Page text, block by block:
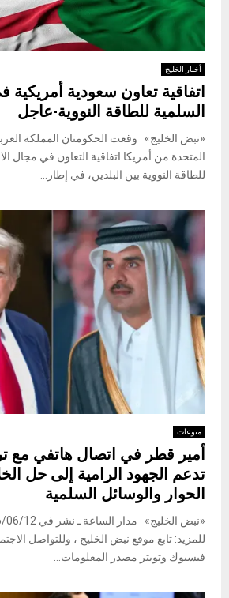
أخبار الخليج
اتفاقية تعاون سعودية
السلمية للطاقة النووية-عاجل
«نبض الخليج» وقعت الحكومتان المملكة
المتحدة من أمريكا اتفاقية التعاون في مجال
للطاقة النووية بين البلدين، في إطار...
منوعات
أمير قطر في اتصال هاتفي مع
تدعم الجهود الرامية إلى حل
الحوار والوسائل السلمية
للمزيد: تابع موقع نبض الخليج ، وللتواصل
فيسبوك وتويتر مصدر المعلومات...